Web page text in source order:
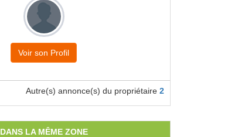
Voir son Profil
Autre(s) annonce(s) du propriétaire 2
DANS LA MÊME ZONE